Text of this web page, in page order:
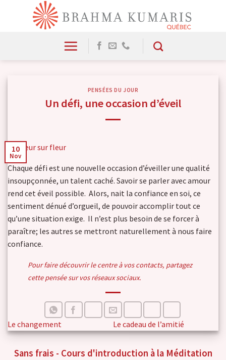
PENSÉES DU JOUR
Un défi, une occasion d’éveil
10
Nov
Chaque défi est une nouvelle occasion d’éveiller une qualité
insoupçonnée, un talent caché. Savoir se parler avec amour
rend cet éveil possible. Alors, nait la confiance en soi, ce
sentiment dénué d’orgueil, de pouvoir accomplir tout ce
qu’une situation exige. Il n’est plus besoin de se forcer à
paraître; les autres se mettront naturellement à nous faire
confiance.
Pour faire découvrir le centre à vos contacts, partagez
cette pensée sur vos réseaux sociaux.
Le changement Le cadeau de l’amitié
Sans frais - Cours d'introduction à la Méditation